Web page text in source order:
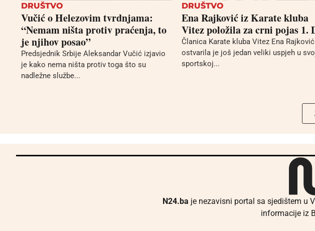
DRUŠTVO
Vučić o Helezovim tvrdnjama:
“Nemam ništa protiv praćenja, to
je njihov posao”
Predsjednik Srbije Aleksandar Vučić izjavio
je kako nema ništa protiv toga što su
nadležne službe...
DRUŠTVO
Ena Rajković iz Karate kluba
Vitez položila za crni pojas 1.
Članica Karate kluba Vitez Ena Rajković
ostvarila je još jedan veliki uspjeh u
sportskoj...
N24.ba je nezavisni portal sa sjedištem u
informacije iz